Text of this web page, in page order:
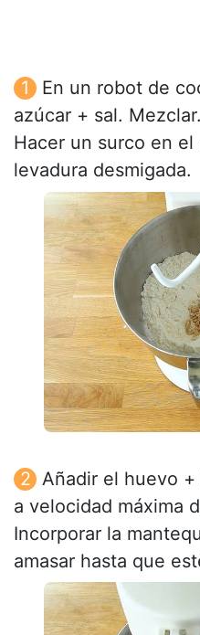
En un robot de
azúcar + sal. Mezclar.
Hacer un surco en
levadura desmigada.
Añadir el huevo
a velocidad máxima
Incorporar la
amasar hasta que